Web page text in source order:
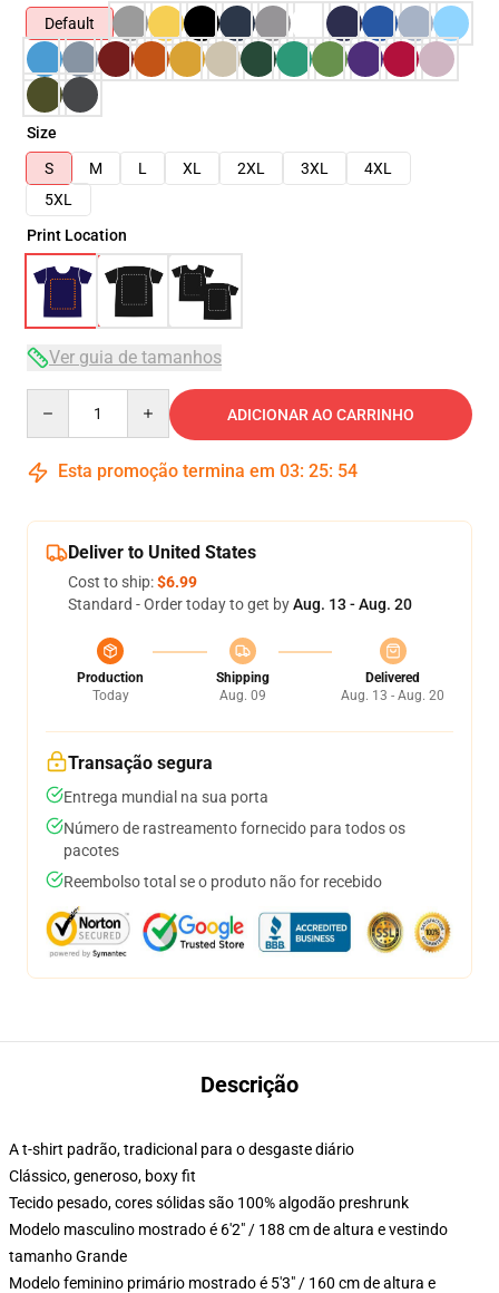
Default
Size
S
M L XL 2XL 3XL
4XL
5XL
Print Location
Ver guia de tamanhos
ADICIONAR AO CARRINHO
Esta promoção termina em 03: 25: 54
Deliver to United States
Cost to ship:$6.99
Standard - Order today to get byAug. 13 - Aug. 20
Production
Today
Shipping
Aug. 09
Delivered
Aug. 13 - Aug. 20
Transação segura
Entrega mundial na sua porta
Número de rastreamento fornecido para todos os
pacotes
Reembolso total se o produto não for recebido
Descrição
A t-shirt padrão, tradicional para o desgaste diário
Clássico, generoso, boxy fit
Tecido pesado, cores sólidas são 100% algodão preshrunk
Modelo masculino mostrado é 6'2" / 188 cm de altura e vestindo
tamanho Grande
Modelo feminino primário mostrado é 5'3" / 160 cm de altura e